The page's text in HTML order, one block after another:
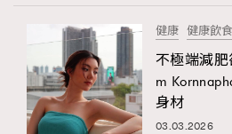
FigaroExpert
#FigaroExhibition Wyman 揭
第二站！
健康 健康飲食
不極端減
m
身材
03.03.2026